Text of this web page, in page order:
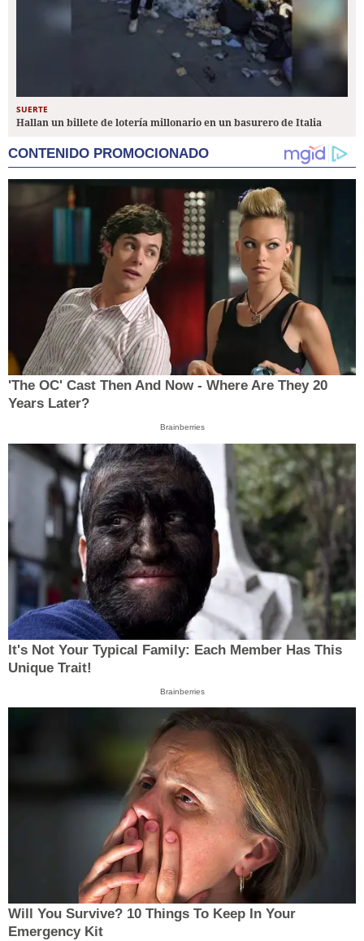
SUERTE
Hallan un billete de lotería millonario en un basurero de Italia
CONTENIDO PROMOCIONADO
'The OC' Cast Then And Now - Where Are They 20
Years Later?
Brainberries
It's Not Your Typical Family: Each Member Has This
Unique Trait!
Brainberries
Will You Survive? 10 Things To Keep In Your
Emergency Kit